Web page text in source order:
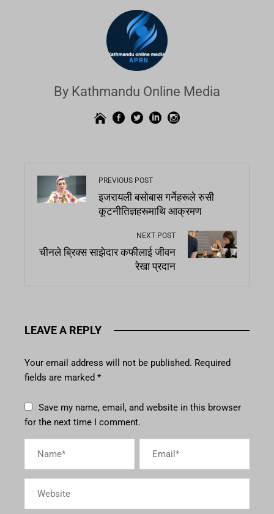
By Kathmandu Online Media
PREVIOUS POST
इजरायली बसोबास गर्नेहरूले रुसी
कूटनीतिज्ञहरूमाथि आक्रमण
NEXT POST
चीनले ब्रिक्स साझेदार कफीलाई जीवन
रेखा प्रदान
LEAVE A REPLY
Your email address will not be published. Required
fields are marked *
Save my name, email, and website in this browser
for the next time I comment.